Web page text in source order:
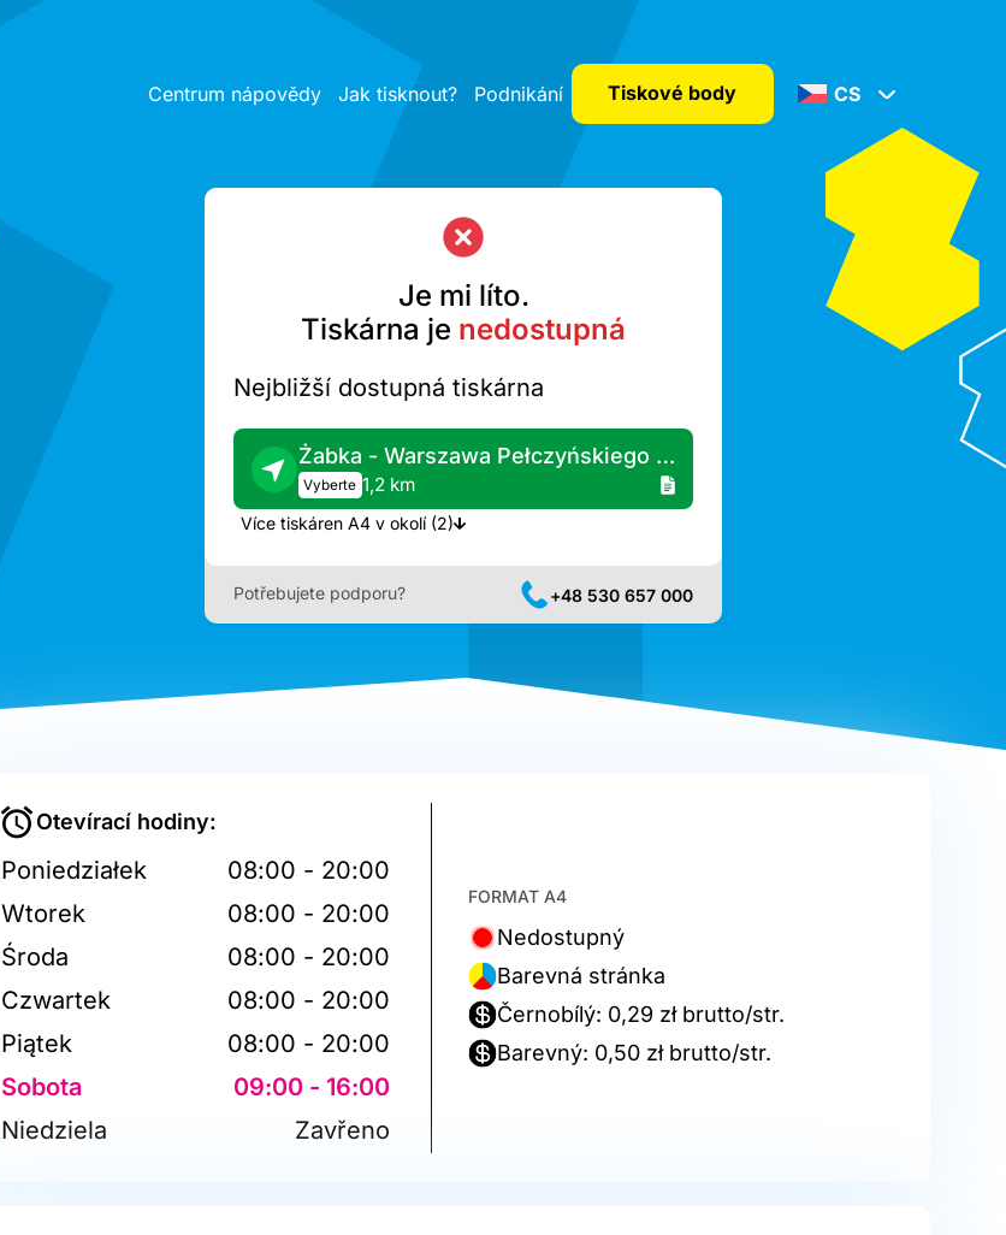
Centrum nápovědy Jak tisknout? Podnikání Tiskové body CS
Je mi líto.
Tiskárna je nedostupná
Nejbližší dostupná tiskárna
Żabka - Warszawa Pełczyńskiego 22
Vyberte 1,2 km
Více tiskáren A4 v okolí (2)
Potřebujete podporu? +48 530 657 000
Otevírací hodiny:
Poniedziałek
08:00 - 20:00
Wtorek
08:00 - 20:00
Środa
08:00 - 20:00
Czwartek
08:00 - 20:00
Piątek
08:00 - 20:00
Sobota
09:00 - 16:00
Niedziela
Zavřeno
FORMAT A4
Nedostupný
Barevná stránka
Černobílý: 0,29 zł brutto/str.
Barevný: 0,50 zł brutto/str.